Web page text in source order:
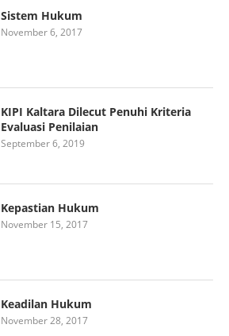
Sistem Hukum
November 6, 2017
KIPI Kaltara Dilecut Penuhi Kriteria
Evaluasi Penilaian
September 6, 2019
Kepastian Hukum
November 15, 2017
Keadilan Hukum
November 28, 2017